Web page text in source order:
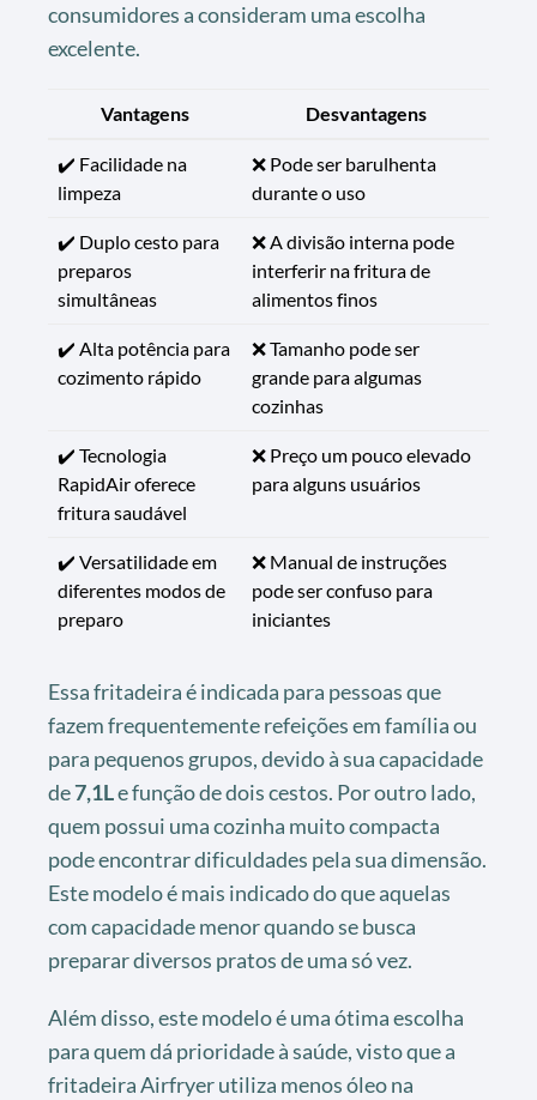
consumidores a consideram uma escolha
excelente.
Vantagens Desvantagens
✔️ Facilidade na
limpeza
❌ Pode ser barulhenta
durante o uso
✔️ Duplo cesto para
preparos
simultâneas
❌ A divisão interna pode
interferir na fritura de
alimentos finos
✔️ Alta potência para
cozimento rápido
❌ Tamanho pode ser
grande para algumas
cozinhas
✔️ Tecnologia
RapidAir oferece
fritura saudável
❌ Preço um pouco elevado
para alguns usuários
✔️ Versatilidade em
diferentes modos de
preparo
❌ Manual de instruções
pode ser confuso para
iniciantes
Essa fritadeira é indicada para pessoas que
fazem frequentemente refeições em família ou
para pequenos grupos, devido à sua capacidade
de7,1Le função de dois cestos. Por outro lado,
quem possui uma cozinha muito compacta
pode encontrar dificuldades pela sua dimensão.
Este modelo é mais indicado do que aquelas
com capacidade menor quando se busca
preparar diversos pratos de uma só vez.
Além disso, este modelo é uma ótima escolha
para quem dá prioridade à saúde, visto que a
fritadeira Airfryer utiliza menos óleo na